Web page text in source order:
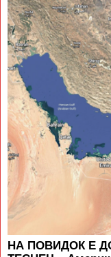
НА ПОВИДОК Е